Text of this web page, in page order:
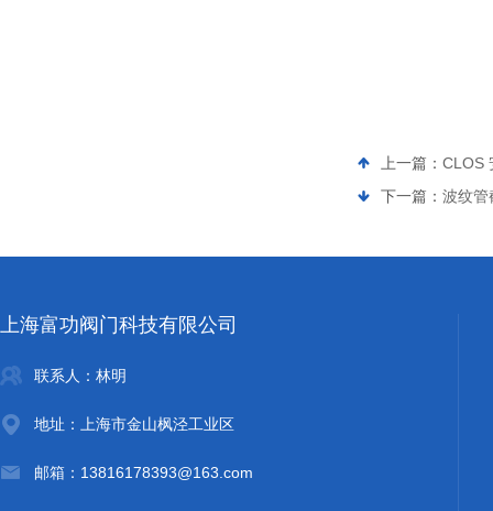
上一篇： CLOS
下一篇： 波纹管
上海富功阀门科技有限公司
联系人：林明
地址：上海市金山枫泾工业区
邮箱：13816178393@163.com